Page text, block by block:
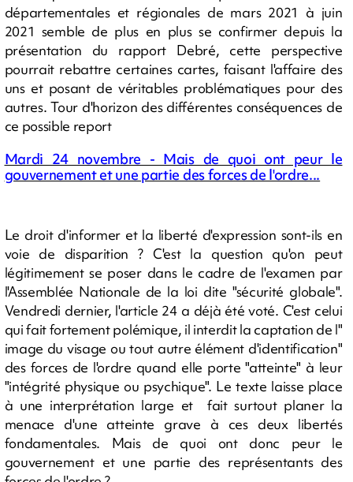
départementales et régionales de mars 2021 à juin
2021 semble de plus en plus se confirmer depuis la
présentation du rapport Debré, cette perspective
pourrait rebattre certaines cartes, faisant l'affaire des
uns et posant de véritables problématiques pour des
autres. Tour d'horizon des différentes conséquences de
ce possible report
Mardi 24 novembre - Mais de quoi ont peur le
gouvernement et une partie des forces de l'ordre...
Le droit d'informer et la liberté d'expression sont-ils en
voie de disparition ? C'est la question qu'on peut
légitimement se poser dans le cadre de l'examen par
l'Assemblée Nationale de la loi dite "sécurité globale".
Vendredi dernier, l'article 24 a déjà été voté. C'est celui
qui fait fortement polémique, il interdit la captation de l"
image du visage ou tout autre élément d'identification"
des forces de l'ordre quand elle porte "atteinte" à leur
"intégrité physique ou psychique". Le texte laisse place
à une interprétation large et fait surtout planer la
menace d'une atteinte grave à ces deux libertés
fondamentales. Mais de quoi ont donc peur le
gouvernement et une partie des représentants des